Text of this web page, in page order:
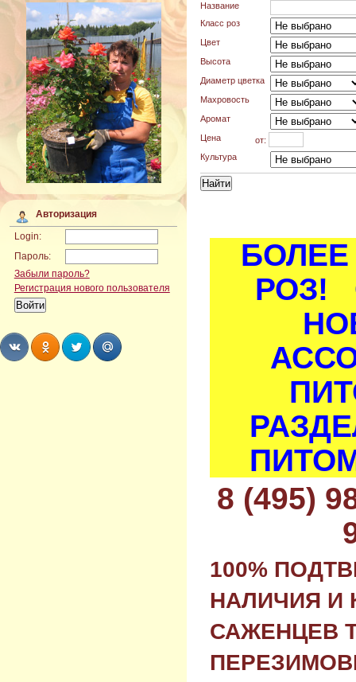
Авторизация
Login:
Пароль:
Забыли пароль?
Регистрация нового пользователя
Название
Класс роз
Цвет
Высота
Диаметр цветка
Махровость
Аромат
Цена
от:
Культура
БОЛЕЕ
РОЗ!
8 (495)
100%
НАЛИЧИЯ И
САЖЕНЦЕВ